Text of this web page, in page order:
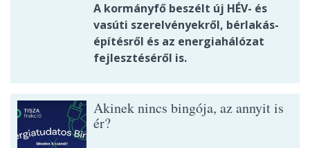
A kormányfő beszélt új HÉV- és
vasúti szerelvényekről, bérlakás-
építésről és az energiahálózat
fejlesztéséről is.
Akinek nincs bingója, az annyit is
ér?